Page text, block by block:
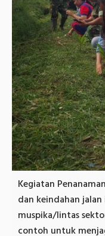
Kegiatan
dan keindahan
muspika/lintas
contoh untuk